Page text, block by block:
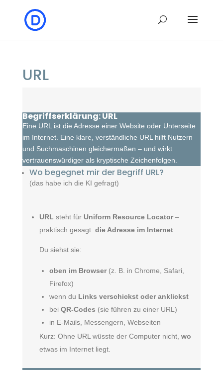
URL
Begriffserklärung: URL
Eine URL ist die Adresse einer Website oder Unterseite
im Internet. Eine klare, verständliche URL hilft Nutzern
und Suchmaschinen gleichermaßen – und wirkt
vertrauenswürdiger als kryptische Zeichenfolgen.
Wo begegnet mir der Begriff URL?
(das habe ich die KI gefragt)
URL steht für Uniform Resource Locator–
praktisch gesagt: die Adresse im Internet.
Du siehst sie:
oben im Browser(z. B. in Chrome, Safari,
Firefox)
wenn du Links verschickst oder anklickst
bei QR-Codes (sie führen zu einer URL)
in E-Mails, Messengern, Webseiten
Kurz: Ohne URL wüsste der Computer nicht, wo
etwas im Internet liegt.